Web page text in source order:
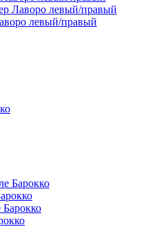
Лаворо левый/правый
левый/правый
Барокко